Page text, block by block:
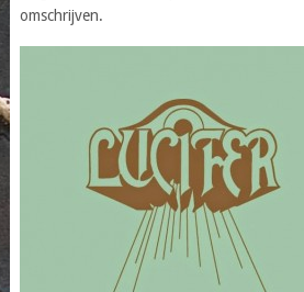
omschrijven.